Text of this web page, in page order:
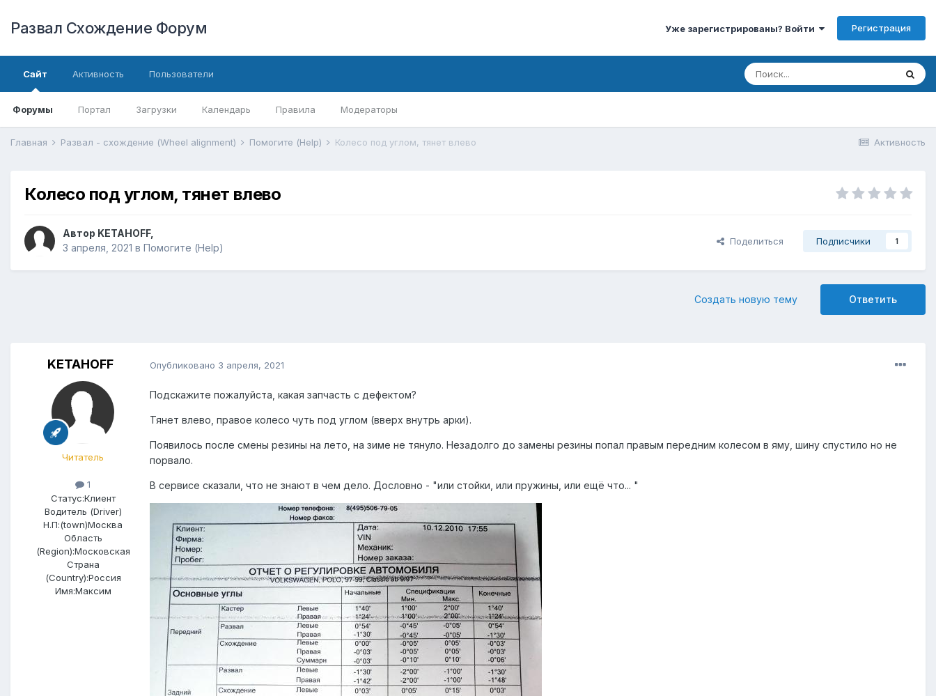
Развал Схождение Форум Уже зарегистрированы? Войти Регистрация
Сайт
Форумы Портал Загрузки Календарь Правила Модераторы
Активность Пользователи
Активность
Главная Развал - схождение (Wheel alignment) Помогите (Help) Колесо под углом, тянет влево
Колесо под углом, тянет влево
Автор KETAHOFF,
3 апреля, 2021 в Помогите (Help)
Поделиться Подписчики 1
Ответить
Создать новую тему
KETAHOFF
Читатель
1
Статус:Клиент
Водитель (Driver)
Н.П:(town)Москва
Область
(Region):Московская
Страна
(Country):Россия
Имя:Максим
Опубликовано 3 апреля, 2021
Подскажите пожалуйста, какая запчасть с дефектом?
Тянет влево, правое колесо чуть под углом (вверх внутрь арки).
Появилось после смены резины на лето, на зиме не тянуло. Незадолго до замены резины попал правым передним колесом в яму, шину спустило но не
порвало.
В сервисе сказали, что не знают в чем дело. Дословно - "или стойки, или пружины, или ещё что... "